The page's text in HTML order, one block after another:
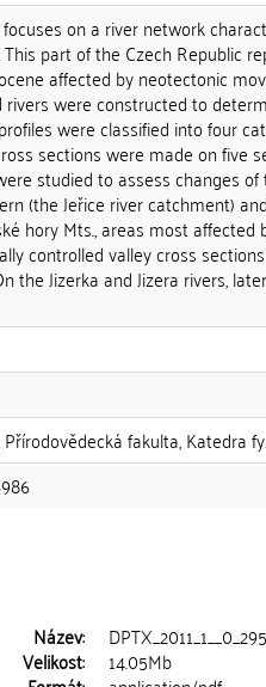
on a river network
part of the Czech Republic
affected by neotectonic
rivers were constructed to
were classified into four
sections were made on five
studied to assess changes
(the Jeřice river catchment)
hory Mts., areas most
controlled valley cross
the Jizerka and Jizera rivers,
fakulta, Katedra
Název:
Velikost: 14.05Mb